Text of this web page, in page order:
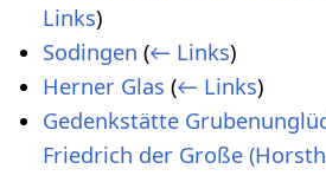
Links)
Sodingen (← Links)
Herner Glas (← Links)
Gedenkstätte
Friedrich der Große